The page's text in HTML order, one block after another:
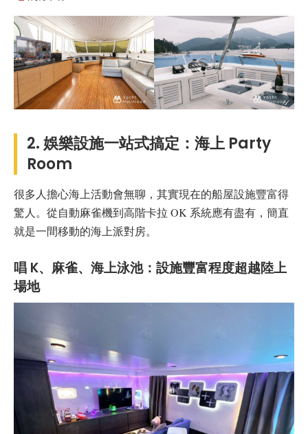
2. 娛樂設施一站式搞定：海上 Party
Room
很多人擔心海上活動會無聊，其實現在的船屋設施豐富得
驚人。從自動麻雀機到高階卡拉 OK 系統應有盡有，簡直
就是一間移動的海上派對房。
唱 K、麻雀、海上泳池：設施豐富程度超越陸上
場地